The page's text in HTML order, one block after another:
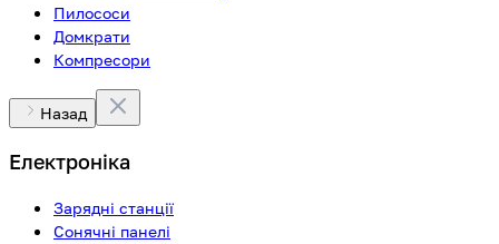
Пилососи
Домкрати
Компресори
Назад
Електроніка
Зарядні станції
Сонячні панелі